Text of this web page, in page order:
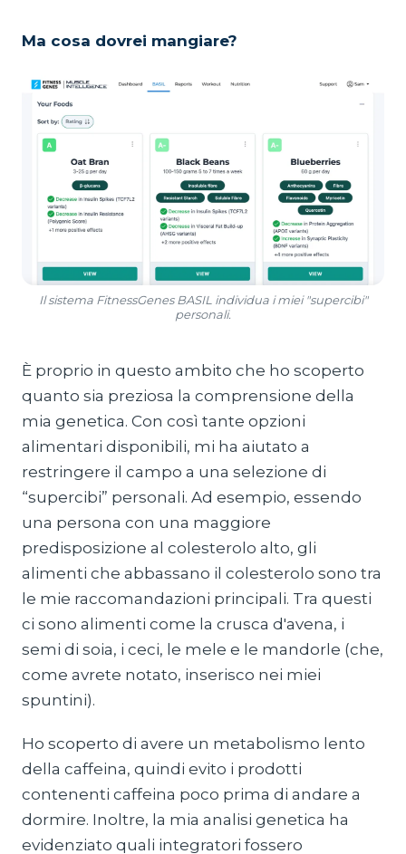
‍Ma cosa dovrei mangiare?
Il sistema FitnessGenes BASIL individua i miei "supercibi"
personali.
È proprio in questo ambito che ho scoperto
quanto sia preziosa la comprensione della
mia genetica. Con così tante opzioni
alimentari disponibili, mi ha aiutato a
restringere il campo a una selezione di
“supercibi” personali. Ad esempio, essendo
una persona con una maggiore
predisposizione al colesterolo alto, gli
alimenti che abbassano il colesterolo sono tra
le mie raccomandazioni principali. Tra questi
ci sono alimenti come la crusca d'avena, i
semi di soia, i ceci, le mele e le mandorle (che,
come avrete notato, inserisco nei miei
spuntini).
Ho scoperto di avere un metabolismo lento
della caffeina, quindi evito i prodotti
contenenti caffeina poco prima di andare a
dormire. Inoltre, la mia analisi genetica ha
evidenziato quali integratori fossero